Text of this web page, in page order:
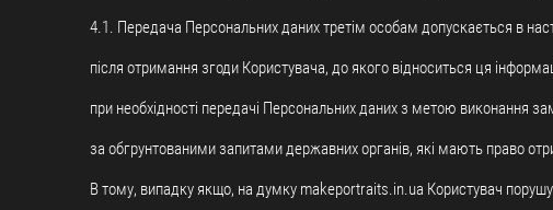
4.1. Передача Персональних даних третім особам допускається в
після отримання згоди Користувача, до якого відноситься ця
при необхідності передачі Персональних даних з метою виконання
за обгрунтованими запитами державних органів, які мають право
В тому, випадку якщо, на думку makeportraits.in.ua Користувач